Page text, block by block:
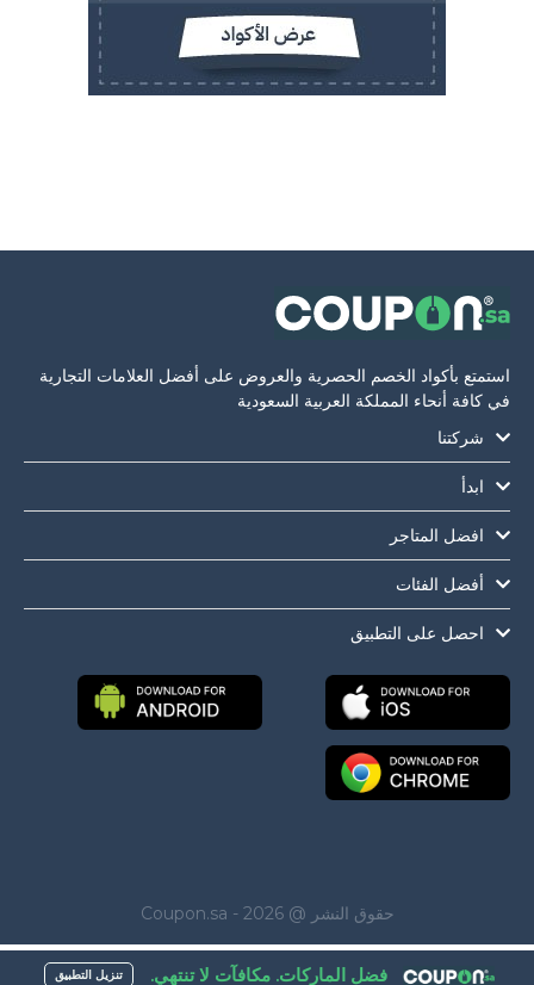
بأكواد الخصم الحصرية والعروض على أفضل العلامات التجارية
أنحاء المملكة العربية السعودية
المتاجر
الفئات
على التطبيق
حقوق النشر @ Coupon.sa - 2026
فضل الماركات. مكافآت لا تنتهي. تنزيل التطبيق